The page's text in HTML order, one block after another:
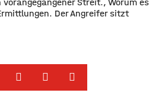
Der Angreifer sitzt